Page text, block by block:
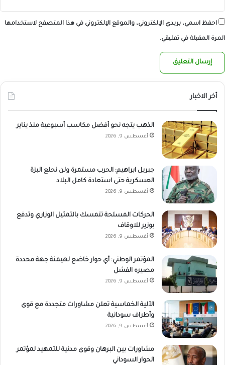
احفظ اسمي، بريدي الإلكتروني، والموقع الإلكتروني في هذا المتصفح لاستخدامها
المرة المقبلة في تعليقي.
أخر الاخبار
الذهب يتجه نحو أفضل مكاسب أسبوعية منذ يناير
أغسطس 9, 2026
جبريل ابراهيم: الحرب مستمرة ولن نحلع البزة
العسكرية حتى استعادة كامل البلاد
أغسطس 9, 2026
الحركات المسلحة تتمسك بالتمثيل الوزاري وتدفع
بوزير للاوقاف
أغسطس 9, 2026
المؤتمر الوطني: أي حوار خاضع لهيمنة جهة محددة
مصيره الفشل
أغسطس 9, 2026
الآلية الخماسية تعلن مشاورات متجددة مع قوى
وأطراف سودانية
أغسطس 9, 2026
مشاورات بين البرهان وقوى مدنية للتمهيد لمؤتمر
الحوار السوداني